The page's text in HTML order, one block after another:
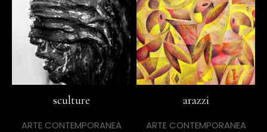
sculture
ARTE CONTEMPORANEA
arazzi
ARTE CONTEMPORANEA